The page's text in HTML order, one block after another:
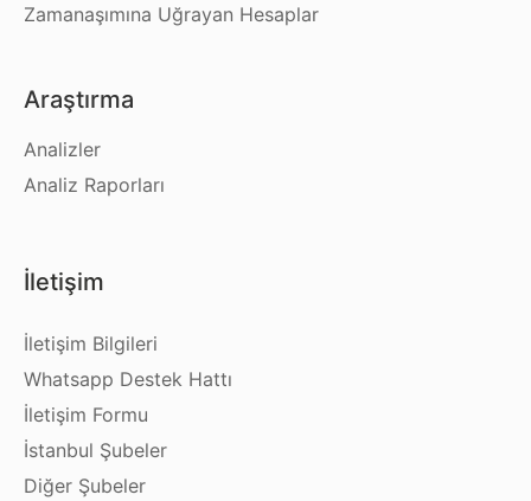
Zamanaşımına Uğrayan Hesaplar
Araştırma
Analizler
Analiz Raporları
İletişim
İletişim Bilgileri
Whatsapp Destek Hattı
İletişim Formu
İstanbul Şubeler
Diğer Şubeler